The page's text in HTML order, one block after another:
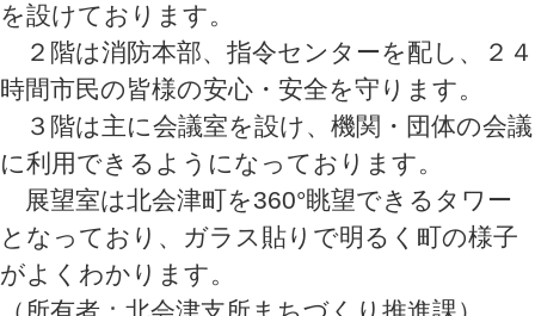
を設けております。
２階は消防本部、指令センターを配し、２４
時間市民の皆様の安心・安全を守ります。
３階は主に会議室を設け、機関・団体の会議
に利用できるようになっております。
展望室は北会津町を360°眺望できるタワー
となっており、ガラス貼りで明るく町の様子
がよくわかります。